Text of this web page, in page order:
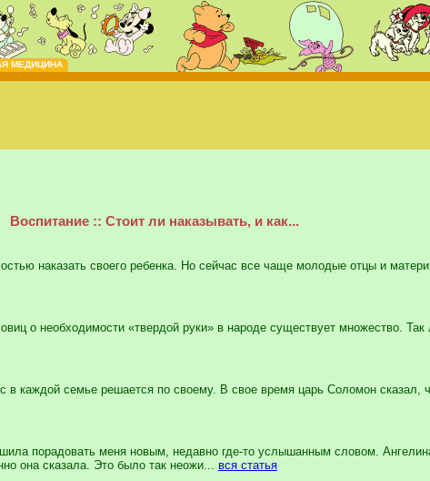
МЕДИЦИНА
Воспитание :: Стоит ли наказывать, и как...
наказать своего ребенка. Но сейчас все чаще молодые отцы и
о необходимости «твердой руки» в народе существует множество.
в каждой семье решается по своему. В свое время царь Соломон сказал,
порадовать меня новым, недавно где-то услышанным словом.
она сказала. Это было так неожи... вся статья